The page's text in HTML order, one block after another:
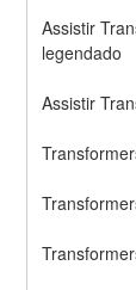
Assistir
legendado
Assistir